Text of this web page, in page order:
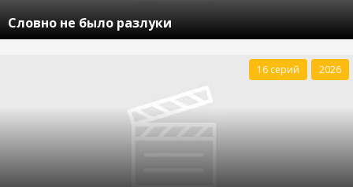
Словно не было разлуки
16 серий 2026